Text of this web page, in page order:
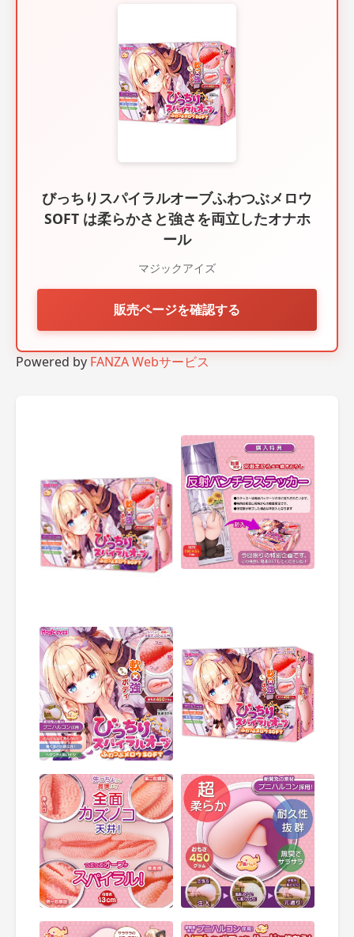
びっちりスパイラルオーブふわつぶメロウ
SOFT は柔らかさと強さを両立したオナホ
ール
マジックアイズ
販売ページを確認する
Powered by FANZA Webサービス